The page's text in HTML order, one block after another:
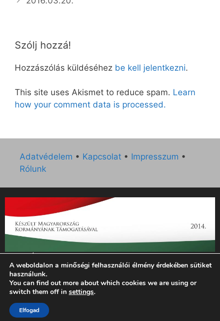
Szólj hozzá!
Hozzászólás küldéséhez be kell jelentkezni.
This site uses Akismet to reduce spam. Learn
how your comment data is processed.
Adatvédelem • Kapcsolat • Impresszum •
Rólunk
„Az Új Ember katolikus hetilap 2014. évi működésének
támogatását az EGYH-KCP-14-P-0121 sz. támogatási
szerződés keretében 3 000 000 Ft összegben támogatta az
Emberi Erőforrások Minisztériuma.”
© 2026 Magyar Kurír - Új Ember
A weboldalon a minőségi felhasználói élmény érdekében sütiket
használunk.
You can find out more about which cookies we are using or
switch them off in settings.
Elfogad